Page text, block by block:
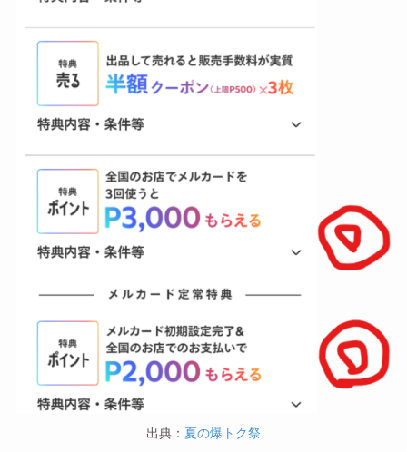
出典： 夏の爆トク祭